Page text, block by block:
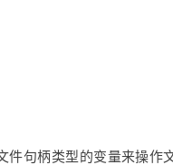
件句柄类型的变量来操作